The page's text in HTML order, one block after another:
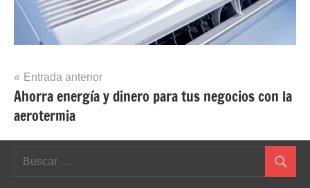
Navegación
de
entradas
Entrada anterior
Ahorra energía y dinero para tus negocios con la
aerotermia
Buscar